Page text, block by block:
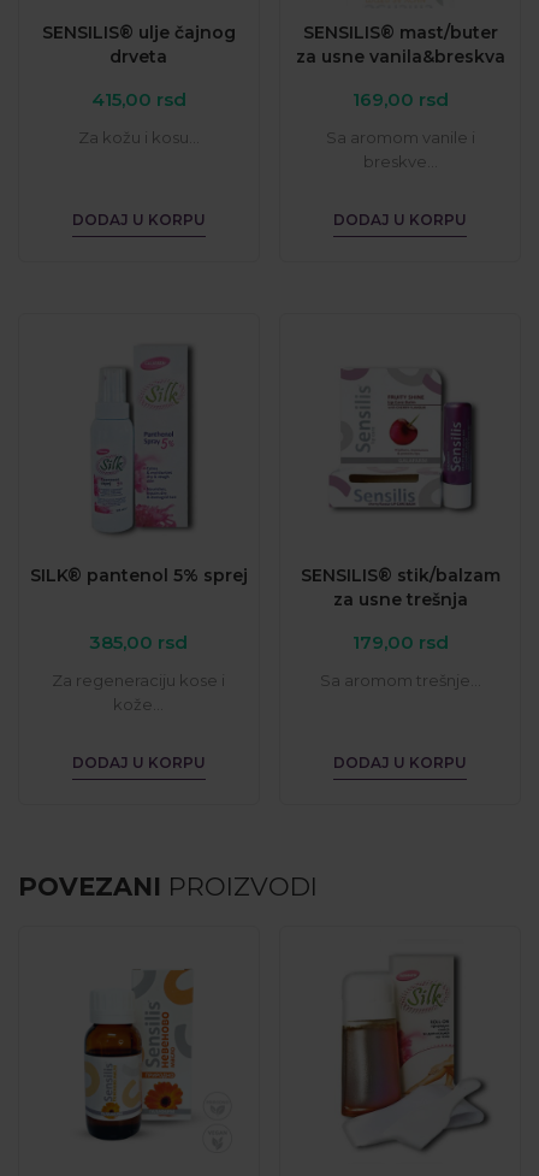
SENSILIS® ulje čajnog
drveta
415,00 rsd
Za kožu i kosu...
DODAJ U KORPU
SENSILIS® mast/buter
za usne vanila&breskva
169,00 rsd
Sa aromom vanile i
breskve...
DODAJ U KORPU
SILK® pantenol 5% sprej
385,00 rsd
Za regeneraciju kose i
kože...
DODAJ U KORPU
SENSILIS® stik/balzam
za usne trešnja
179,00 rsd
Sa aromom trešnje...
DODAJ U KORPU
POVEZANI PROIZVODI